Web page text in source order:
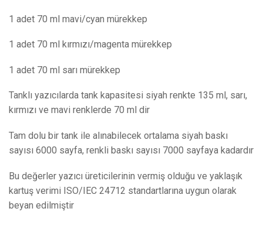
1 adet 70 ml mavi/cyan mürekkep
1 adet 70 ml kırmızı/magenta mürekkep
1 adet 70 ml sarı mürekkep
Tanklı yazıcılarda tank kapasitesi siyah renkte 135 ml, sarı,
kırmızı ve mavi renklerde 70 ml dir
Tam dolu bir tank ile alınabilecek ortalama siyah baskı
sayısı 6000 sayfa, renkli baskı sayısı 7000 sayfaya kadardır
Bu değerler yazıcı üreticilerinin vermiş olduğu ve yaklaşık
kartuş verimi ISO/IEC 24712 standartlarına uygun olarak
beyan edilmiştir